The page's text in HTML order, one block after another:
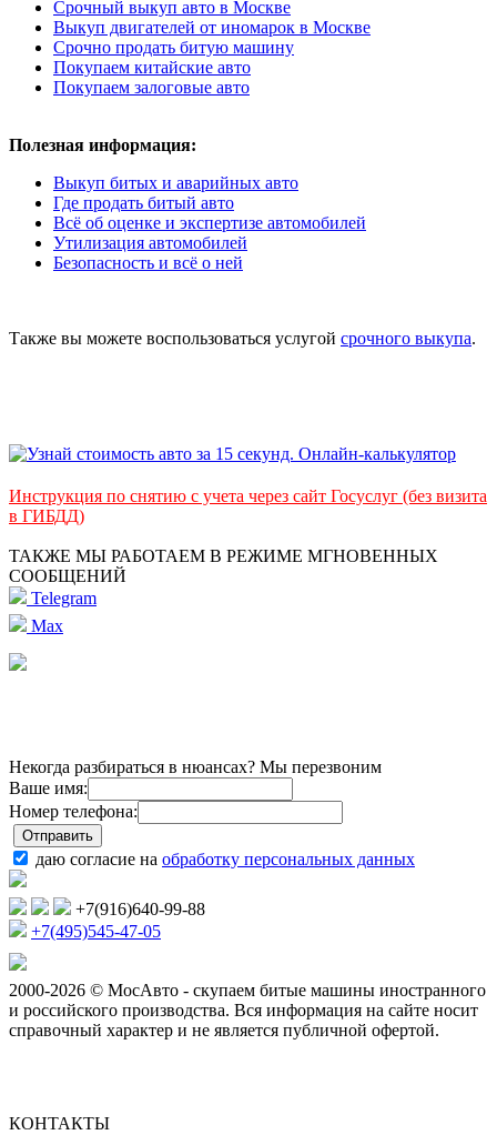
Срочный выкуп авто в Москве
Выкуп двигателей от иномарок в Москве
Срочно продать битую машину
Покупаем китайские авто
Покупаем залоговые авто
Полезная информация:
Выкуп битых и аварийных авто
Где продать битый авто
Всё об оценке и экспертизе автомобилей
Утилизация автомобилей
Безопасность и всё о ней
Также вы можете воспользоваться услугой срочного выкупа.
Инструкция по снятию с учета через сайт Госуслуг (без визита
в ГИБДД)
ТАКЖЕ МЫ РАБОТАЕМ В РЕЖИМЕ МГНОВЕННЫХ
СООБЩЕНИЙ
Telegram
Max
Некогда разбираться в нюансах? Мы перезвоним
Ваше имя:
Номер телефона:
даю согласие на обработку персональных данных
+7(916)640-99-88
+7(495)545-47-05
2000-2026 © МосАвто - скупаем битые машины иностранного
и российского производства. Вся информация на сайте носит
справочный характер и не является публичной офертой.
КОНТАКТЫ